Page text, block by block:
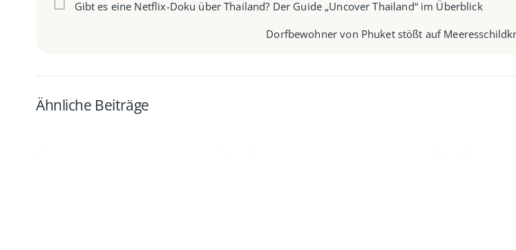
Gibt es eine Netflix-Doku über Thailand? Der Guide „Uncover Thailand“ im Überblick
Dorfbewohner von Phuket stößt auf
Ähnliche Beiträge